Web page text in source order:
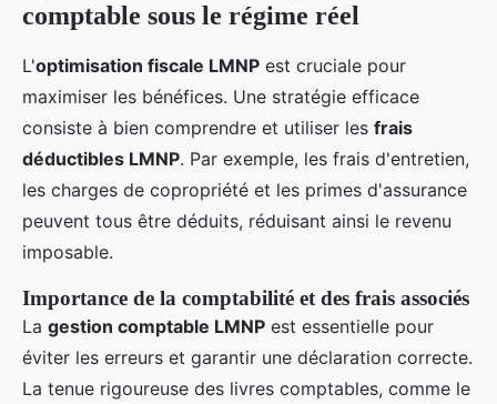
comptable sous le régime réel
L'optimisation fiscale LMNP est cruciale pour
maximiser les bénéfices. Une stratégie efficace
consiste à bien comprendre et utiliser les frais
déductibles LMNP. Par exemple, les frais d'entretien,
les charges de copropriété et les primes d'assurance
peuvent tous être déduits, réduisant ainsi le revenu
imposable.
Importance de la comptabilité et des frais associés
La gestion comptable LMNP est essentielle pour
éviter les erreurs et garantir une déclaration correcte.
La tenue rigoureuse des livres comptables, comme le